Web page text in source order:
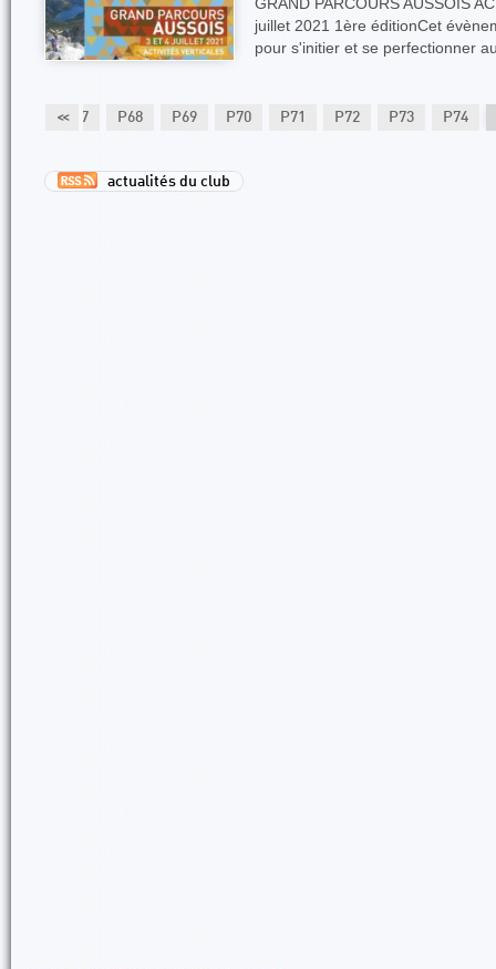
juillet 2021 1ère éditionCet
pour s'initier et se perfectionner
<<P67 P68 P69 P70 P71 P72 P73 P74
actualités du club